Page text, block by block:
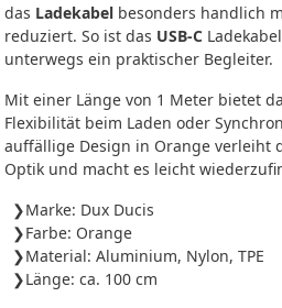
das Ladekabel besonders handlich
reduziert. So ist das USB-C
unterwegs ein praktischer Begleiter.
Mit einer Länge von 1 Meter bietet
Flexibilität beim Laden oder
auffällige Design in Orange verleiht
Optik und macht es leicht
Marke: Dux Ducis
Farbe: Orange
Material: Aluminium, Nylon, TPE
Länge: ca. 100 cm